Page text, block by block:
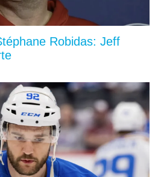
Robidas: Jeff